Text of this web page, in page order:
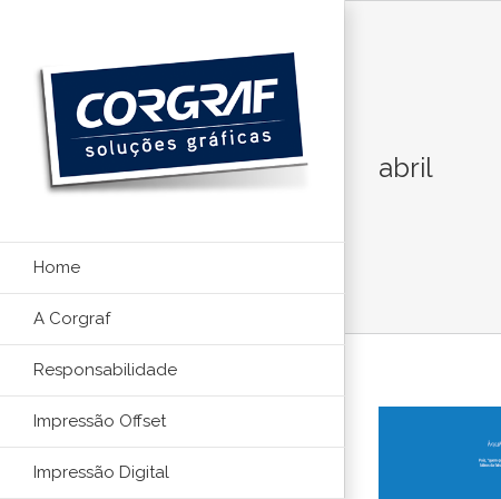
conteúdo
Home
A Corgraf
Responsabilidade
Impressão Offset
Impressão Digital
abril